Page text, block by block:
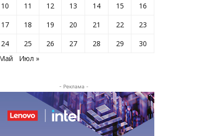
10 11 12 13 14 15
16
17
18 19 20 21 22
23
24
25 26 27 28 29
30
Июл »
- Реклама -